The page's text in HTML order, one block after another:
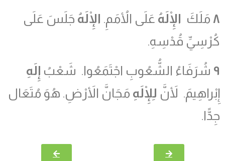
٨ مَلَكَ الْإِلَهُ عَلَى الأُمَمِ. الْإِلَهُ جَلَسَ عَلَى
كُرْسِيِّ قُدْسِهِ.
٩ شُرَفَاءُ الشُّعُوبِ اجْتَمَعُوا. شَعْبُ إِلَهِ
إِبْراهِيمَ. لأَنَّ لِلْإِلَهِ مَجَانَّ الأَرْضِ. هُوَ مُتَعَال
جِدًّا.